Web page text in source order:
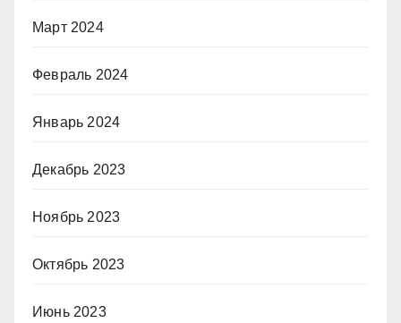
Март 2024
Февраль 2024
Январь 2024
Декабрь 2023
Ноябрь 2023
Октябрь 2023
Июнь 2023